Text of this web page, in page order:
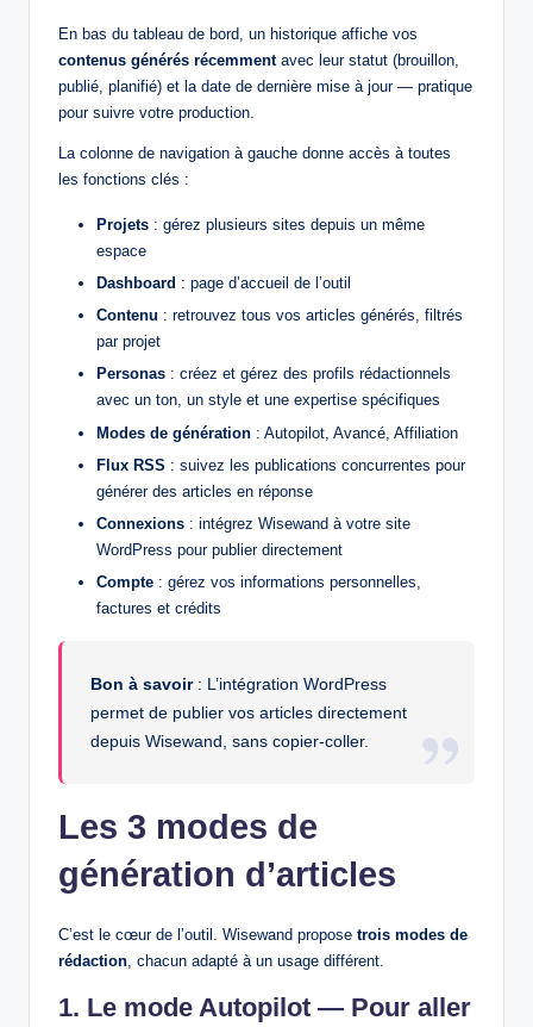
En bas du tableau de bord, un historique affiche vos
contenus générés récemmentavec leur statut (brouillon,
publié, planifié) et la date de dernière mise à jour — pratique
pour suivre votre production.
La colonne de navigation à gauche donne accès à toutes
les fonctions clés :
Projets : gérez plusieurs sites depuis un même
espace
Dashboard : page d’accueil de l’outil
Contenu : retrouvez tous vos articles générés, filtrés
par projet
Personas : créez et gérez des profils rédactionnels
avec un ton, un style et une expertise spécifiques
Modes de génération : Autopilot, Avancé, Affiliation
Flux RSS : suivez les publications concurrentes pour
générer des articles en réponse
Connexions : intégrez Wisewand à votre site
WordPress pour publier directement
Compte : gérez vos informations personnelles,
factures et crédits
Bon à savoir: L’intégration WordPress
permet de publier vos articles directement
depuis Wisewand, sans copier-coller.
Les 3 modes de
génération d’articles
C’est le cœur de l’outil. Wisewand propose trois modes de
rédaction , chacun adapté à un usage différent.
1. Le mode Autopilot — Pour aller